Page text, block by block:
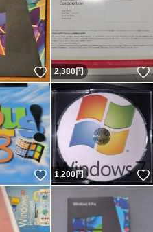
いいね！
2,380円
いいね！
1,200円